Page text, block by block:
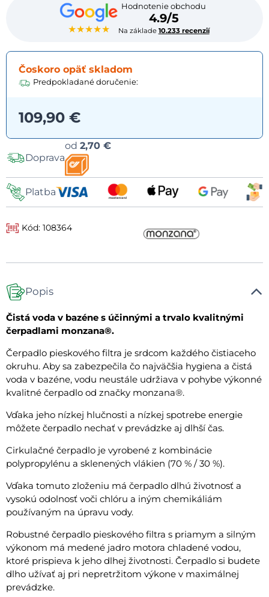
★★★★★
Hodnotenie obchodu
4.9/5
Na základe 10.233 recenzií
Čoskoro opäť skladom
Predpokladané doručenie:
109,90 €
Doprava
od 2,70 €
Platba
Kód: 108364
Popis
Čistá voda v bazéne s účinnými a trvalo kvalitnými
čerpadlami monzana®.
Čerpadlo pieskového filtra je srdcom každého čistiaceho
okruhu. Aby sa zabezpečila čo najväčšia hygiena a čistá
voda v bazéne, vodu neustále udržiava v pohybe výkonné
kvalitné čerpadlo od značky monzana®.
Vďaka jeho nízkej hlučnosti a nízkej spotrebe energie
môžete čerpadlo nechať v prevádzke aj dlhší čas.
Cirkulačné čerpadlo je vyrobené z kombinácie
polypropylénu a sklenených vlákien (70 % / 30 %).
Vďaka tomuto zloženiu má čerpadlo dlhú životnosť a
vysokú odolnosť voči chlóru a iným chemikáliám
používaným na úpravu vody.
Robustné čerpadlo pieskového filtra s priamym a silným
výkonom má medené jadro motora chladené vodou,
ktoré prispieva k jeho dlhej životnosti. Čerpadlo si budete
dlho užívať aj pri nepretržitom výkone v maximálnej
prevádzke.